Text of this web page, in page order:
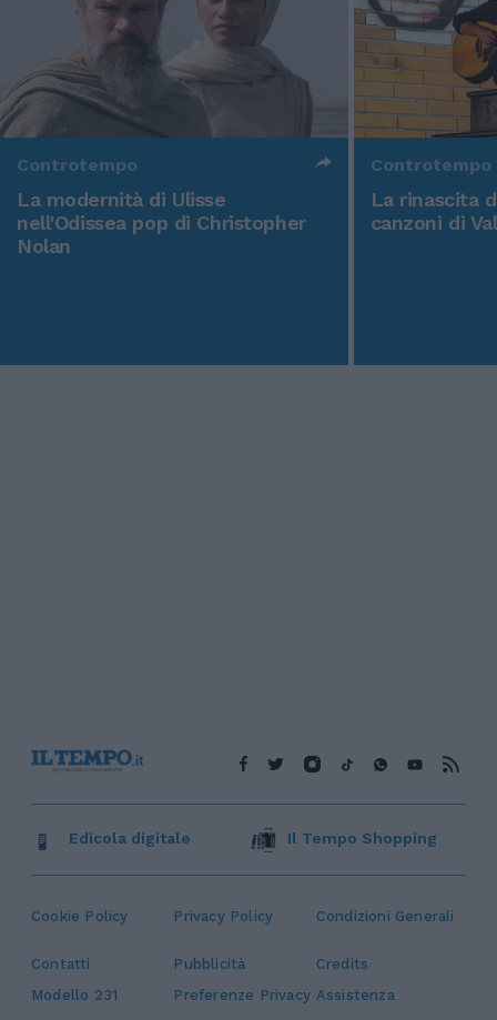
Controtempo
La modernità di Ulisse
nell'Odissea pop di Christopher
Nolan
Controtempo
La rinascita
canzoni di
Cookie Policy Privacy Policy Condizioni Generali
Contatti Pubblicità
Credits
Modello 231
Preferenze Privacy Assistenza
Edicola digitale Il Tempo Shopping